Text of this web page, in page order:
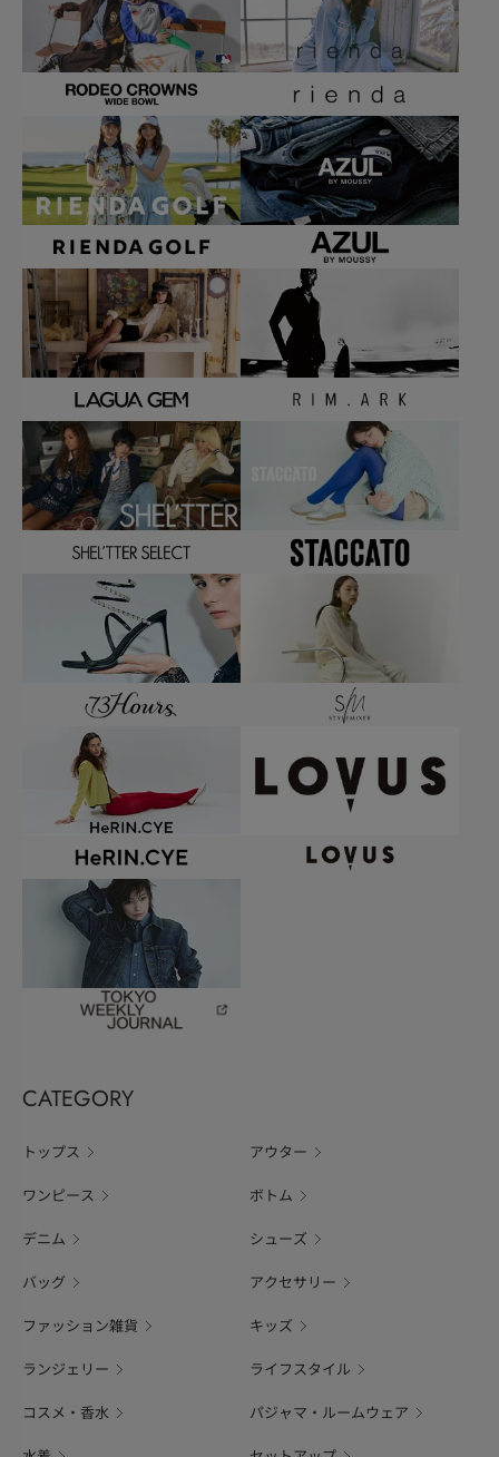
CATEGORY
トップス アウター
ワンピース ボトム
デニム シューズ
バッグ アクセサリー
ファッション雑貨 キッズ
ランジェリー ライフスタイル
コスメ・香水 パジャマ・ルームウェア